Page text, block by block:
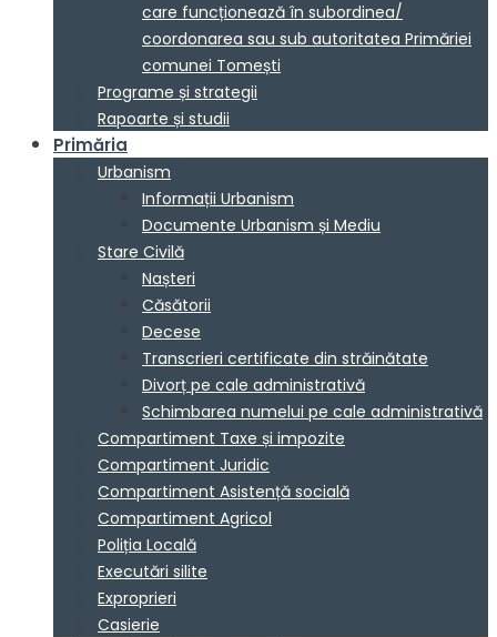
care funcționează în subordinea/
coordonarea sau sub autoritatea Primăriei
comunei Tomești
Programe și strategii
Rapoarte și studii
Primăria
Urbanism
Informații Urbanism
Documente Urbanism și Mediu
Stare Civilă
Nașteri
Căsătorii
Decese
Transcrieri certificate din străinătate
Divorț pe cale administrativă
Schimbarea numelui pe cale administrativă
Compartiment Taxe și impozite
Compartiment Juridic
Compartiment Asistență socială
Compartiment Agricol
Poliția Locală
Executări silite
Exproprieri
Casierie